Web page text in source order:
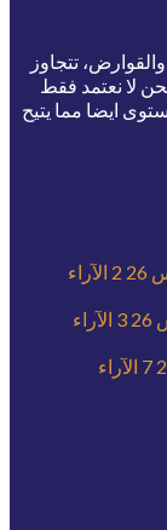
تتجاوز
لا نعتمد فقط
ايضا مما يتيح
2 الآراء
3 الآراء
7 الآراء